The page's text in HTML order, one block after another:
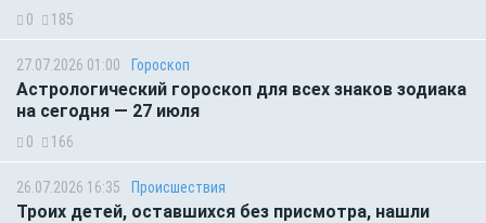
0 185
27.07.2026 01:00 Гороскоп
Астрологический гороскоп для всех знаков зодиака
на сегодня — 27 июля
0 166
26.07.2026 16:35 Происшествия
Троих детей, оставшихся без присмотра, нашли